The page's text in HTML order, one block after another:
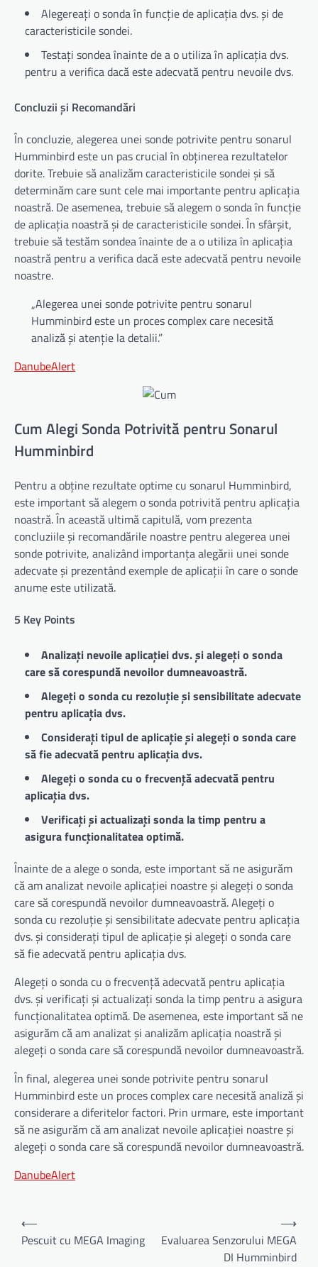
Alegereați o sonda în funcție de aplicația dvs. și de
caracteristicile sondei.
Testați sondea înainte de a o utiliza în aplicația dvs.
pentru a verifica dacă este adecvată pentru nevoile dvs.
Concluzii și Recomandări
În concluzie, alegerea unei sonde potrivite pentru sonarul
Humminbird este un pas crucial în obținerea rezultatelor
dorite. Trebuie să analizăm caracteristicile sondei și să
determinăm care sunt cele mai importante pentru aplicația
noastră. De asemenea, trebuie să alegem o sonda în funcție
de aplicația noastră și de caracteristicile sondei. În sfârșit,
trebuie să testăm sondea înainte de a o utiliza în aplicația
noastră pentru a verifica dacă este adecvată pentru nevoile
noastre.
„Alegerea unei sonde potrivite pentru sonarul
Humminbird este un proces complex care necesită
analiză și atenție la detalii.”
DanubeAlert
Cum Alegi Sonda Potrivită pentru Sonarul
Humminbird
Pentru a obține rezultate optime cu sonarul Humminbird,
este important să alegem o sonda potrivită pentru aplicația
noastră. În această ultimă capitulă, vom prezenta
concluziile și recomandările noastre pentru alegerea unei
sonde potrivite, analizând importanța alegării unei sonde
adecvate și prezentând exemple de aplicații în care o sonde
anume este utilizată.
5 Key Points
Analizați nevoile aplicației dvs. și alegeți o sonda
care să corespundă nevoilor dumneavoastră.
Alegeți o sonda cu rezoluție și sensibilitate adecvate
pentru aplicația dvs.
Considerați tipul de aplicație și alegeți o sonda care
să fie adecvată pentru aplicația dvs.
Alegeți o sonda cu o frecvență adecvată pentru
aplicația dvs.
Verificați și actualizați sonda la timp pentru a
asigura funcționalitatea optimă.
Înainte de a alege o sonda, este important să ne asigurăm
că am analizat nevoile aplicației noastre și alegeți o sonda
care să corespundă nevoilor dumneavoastră. Alegeți o
sonda cu rezoluție și sensibilitate adecvate pentru aplicația
dvs. și considerați tipul de aplicație și alegeți o sonda care
să fie adecvată pentru aplicația dvs.
Alegeți o sonda cu o frecvență adecvată pentru aplicația
dvs. și verificați și actualizați sonda la timp pentru a asigura
funcționalitatea optimă. De asemenea, este important să ne
asigurăm că am analizat și analizăm aplicația noastră și
alegeți o sonda care să corespundă nevoilor dumneavoastră.
În final, alegerea unei sonde potrivite pentru sonarul
Humminbird este un proces complex care necesită analiză și
considerare a diferitelor factori. Prin urmare, este important
să ne asigurăm că am analizat nevoile aplicației noastre și
alegeți o sonda care să corespundă nevoilor dumneavoastră.
DanubeAlert
Navigare
în
⟵
Pescuit cu MEGA Imaging
Evaluarea Senzorului MEGA
DI Humminbird
⟶